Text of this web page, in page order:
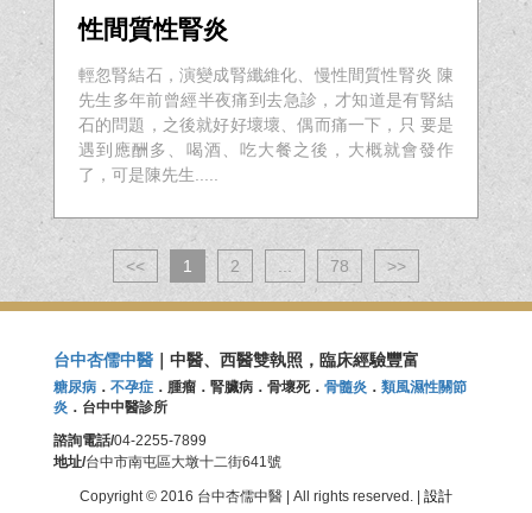
性間質性腎炎
輕忽腎結石，演變成腎纖維化、慢性間質性腎炎 陳
先生多年前曾經半夜痛到去急診，才知道是有腎結
石的問題，之後就好好壞壞、偶而痛一下，只 要是
遇到應酬多、喝酒、吃大餐之後，大概就會發作
了，可是陳先生.....
<< 1 2 78 >>
台中杏儒中醫｜中醫、西醫雙執照，臨床經驗豐富
糖尿病． 不孕症．腫瘤．腎臟病．骨壞死． 骨髓炎． 類風濕性關節
炎．台中中醫診所
諮詢電話/04-2255-7899
地址/台中市南屯區大墩十二街641號
Copyright © 2016 台中杏儒中醫 | All rights reserved. | 設計